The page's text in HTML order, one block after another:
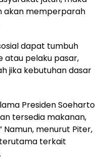
akan memperparah
dapat tumbuh
atau pelaku pasar,
jika kebutuhan dasar
Presiden Soeharto
tersedia makanan,
Namun, menurut Piter,
terkait